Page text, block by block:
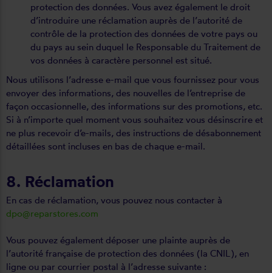
protection des données. Vous avez également le droit
d’introduire une réclamation auprès de l’autorité de
contrôle de la protection des données de votre pays ou
du pays au sein duquel le Responsable du Traitement de
vos données à caractère personnel est situé.
Nous utilisons l’adresse e-mail que vous fournissez pour vous
envoyer des informations, des nouvelles de l’entreprise de
façon occasionnelle, des informations sur des promotions, etc.
Si à n’importe quel moment vous souhaitez vous désinscrire et
ne plus recevoir d’e-mails, des instructions de désabonnement
détaillées sont incluses en bas de chaque e-mail.
8. Réclamation
En cas de réclamation, vous pouvez nous contacter à
dpo@reparstores.com
Vous pouvez également déposer une plainte auprès de
l’autorité française de protection des données (la CNIL), en
ligne ou par courrier postal à l’adresse suivante :